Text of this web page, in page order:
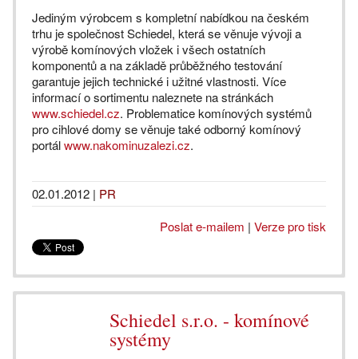
Jediným výrobcem s kompletní nabídkou na českém
trhu je společnost Schiedel, která se věnuje vývoji a
výrobě komínových vložek i všech ostatních
komponentů a na základě průběžného testování
garantuje jejich technické i užitné vlastnosti. Více
informací o sortimentu naleznete na stránkách
www.schiedel.cz. Problematice komínových systémů
pro cihlové domy se věnuje také odborný komínový
portálwww.nakominuzalezi.cz.
02.01.2012 | PR
Poslat e-mailem | Verze pro tisk
Schiedel s.r.o. - komínové
systémy